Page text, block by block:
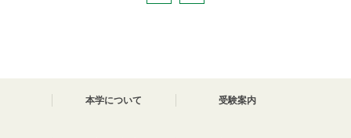
本学について 受験案内